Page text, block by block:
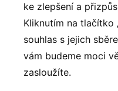
polyuretanová
povrchu nekloužou,
Výhradně český
přitažlivému konceptu
prvky tvoří set s
ke zlepšení a
Kliknutím na tlačítko
souhlas s jejich
vám budeme moci
zasloužíte.